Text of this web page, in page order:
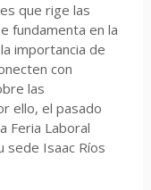
que rige las
fundamenta en la
importancia de
con
las
ello, el pasado
Feria Laboral
sede Isaac Ríos